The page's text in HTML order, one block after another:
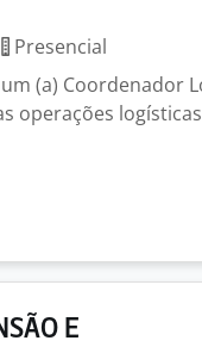
Presencial
(a) Coordenador
operações
E